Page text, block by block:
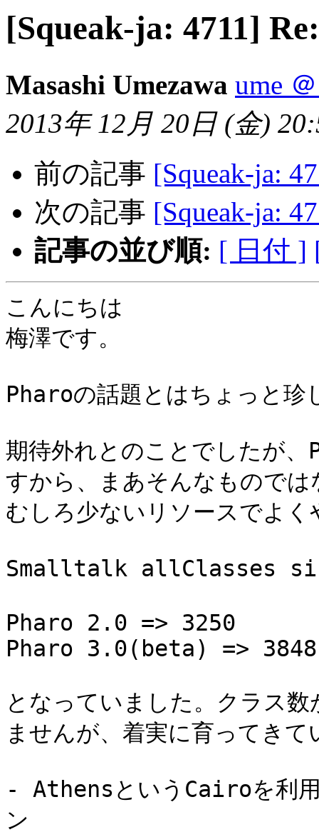
[Squeak-ja: 4711]
Masashi Umezawa ume
2013年 12月 20日 (金)
前の記事 [Squeak-ja:
次の記事 [Squeak-ja:
記事の並び順: [ 日付 ]
こんにちは
梅澤です。
Pharoの話題とはちょっと珍
期待外れとのことでしたが
すから、まあそんなもので
むしろ少ないリソースでよ
Smalltalk allClasses
Pharo 2.0 => 3250
Pharo 3.0(beta) => 3848
となっていました。クラス
ませんが、着実に育ってきて
- AthensというCairoを利用
ン